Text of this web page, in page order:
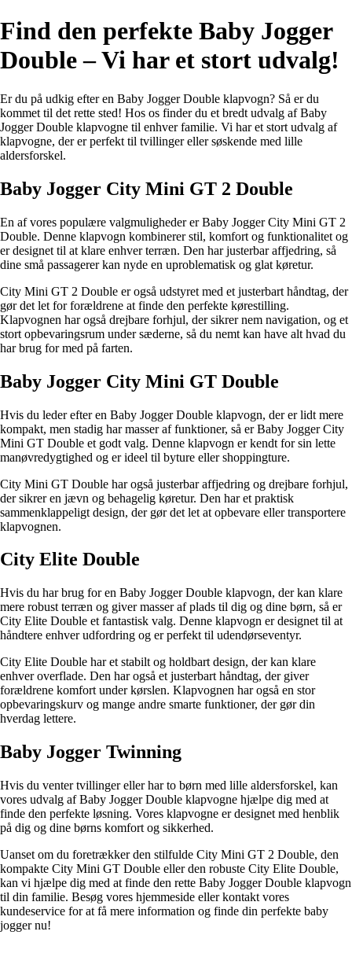
Find den perfekte Baby Jogger
Double – Vi har et stort udvalg!
Er du på udkig efter en Baby Jogger Double klapvogn? Så er du
kommet til det rette sted! Hos os finder du et bredt udvalg af Baby
Jogger Double klapvogne til enhver familie. Vi har et stort udvalg af
klapvogne, der er perfekt til tvillinger eller søskende med lille
aldersforskel.
Baby Jogger City Mini GT 2 Double
En af vores populære valgmuligheder er Baby Jogger City Mini GT 2
Double. Denne klapvogn kombinerer stil, komfort og funktionalitet og
er designet til at klare enhver terræn. Den har justerbar affjedring, så
dine små passagerer kan nyde en uproblematisk og glat køretur.
City Mini GT 2 Double er også udstyret med et justerbart håndtag, der
gør det let for forældrene at finde den perfekte kørestilling.
Klapvognen har også drejbare forhjul, der sikrer nem navigation, og et
stort opbevaringsrum under sæderne, så du nemt kan have alt hvad du
har brug for med på farten.
Baby Jogger City Mini GT Double
Hvis du leder efter en Baby Jogger Double klapvogn, der er lidt mere
kompakt, men stadig har masser af funktioner, så er Baby Jogger City
Mini GT Double et godt valg. Denne klapvogn er kendt for sin lette
manøvredygtighed og er ideel til byture eller shoppingture.
City Mini GT Double har også justerbar affjedring og drejbare forhjul,
der sikrer en jævn og behagelig køretur. Den har et praktisk
sammenklappeligt design, der gør det let at opbevare eller transportere
klapvognen.
City Elite Double
Hvis du har brug for en Baby Jogger Double klapvogn, der kan klare
mere robust terræn og giver masser af plads til dig og dine børn, så er
City Elite Double et fantastisk valg. Denne klapvogn er designet til at
håndtere enhver udfordring og er perfekt til udendørseventyr.
City Elite Double har et stabilt og holdbart design, der kan klare
enhver overflade. Den har også et justerbart håndtag, der giver
forældrene komfort under kørslen. Klapvognen har også en stor
opbevaringskurv og mange andre smarte funktioner, der gør din
hverdag lettere.
Baby Jogger Twinning
Hvis du venter tvillinger eller har to børn med lille aldersforskel, kan
vores udvalg af Baby Jogger Double klapvogne hjælpe dig med at
finde den perfekte løsning. Vores klapvogne er designet med henblik
på dig og dine børns komfort og sikkerhed.
Uanset om du foretrækker den stilfulde City Mini GT 2 Double, den
kompakte City Mini GT Double eller den robuste City Elite Double,
kan vi hjælpe dig med at finde den rette Baby Jogger Double klapvogn
til din familie. Besøg vores hjemmeside eller kontakt vores
kundeservice for at få mere information og finde din perfekte baby
jogger nu!